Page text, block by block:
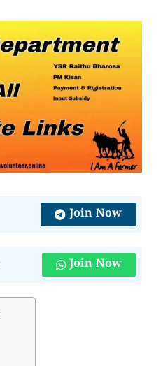
Join Now
Join Now